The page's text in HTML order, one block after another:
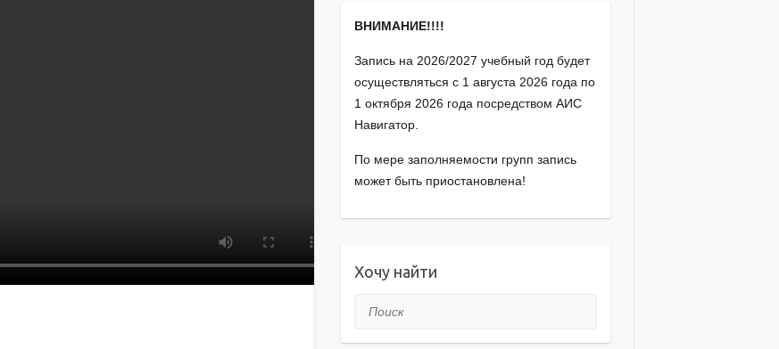
ВНИМАНИЕ!!!!
Запись на 2026/2027 учебный год будет
осуществляться с 1 августа 2026 года по
1 октября 2026 года посредством АИС
Навигатор.
По мере заполняемости групп запись
может быть приостановлена!
Хочу найти
Поиск